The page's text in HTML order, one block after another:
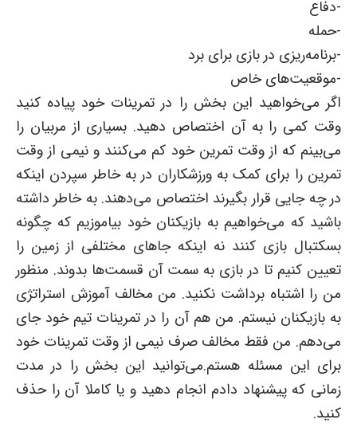
-دفاع
-حمله
-برنامه‌ریزی در بازی برای برد
-موقعیت‌های خاص
اگر می‌خواهید این بخش را در تمرینات خود پیاده کنید
وقت کمی را به آن اختصاص دهید. بسیاری از مربیان را
می‌بینم که از وقت تمرین خود کم می‌کنند و نیمی از وقت
تمرین را برای کمک به ورزشکاران در به خاطر سپردن اینکه
در چه جایی قرار بگیرند اختصاص می‌دهند. به خاطر داشته
باشید که می‌خواهیم به بازیکنان خود بیاموزیم که چگونه
بسکتبال بازی کنند نه اینکه جاهای مختلفی از زمین را
تعیین کنیم تا در بازی به سمت آن قسمت‌ها بدوند. منظور
من را اشتباه برداشت نکنید. من مخالف آموزش استراتژی
به بازیکنان نیستم. من هم آن را در تمرینات تیم خود جای
می‌دهم. من فقط مخالف صرف نیمی از وقت تمرینات خود
برای این مسئله هستم.می‌توانید این بخش را در مدت
زمانی که پیشنهاد دادم انجام دهید و یا کاملا آن را حذف
کنید.